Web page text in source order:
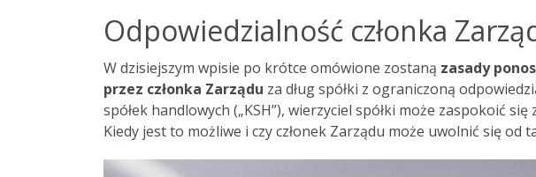
Odpowiedzialność członka
W dzisiejszym wpisie po krótce omówione zostaną zasady
przez członka Zarządu za dług spółki z ograniczoną
spółek handlowych („KSH”), wierzyciel spółki może zaspokoić
Kiedy jest to możliwe i czy członek Zarządu może uwolnić się od